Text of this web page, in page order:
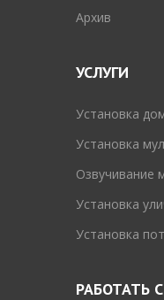
Архив
УСЛУГИ
Установка
Установка
Озвучивание
Установка
Установка
РАБОТАТЬ